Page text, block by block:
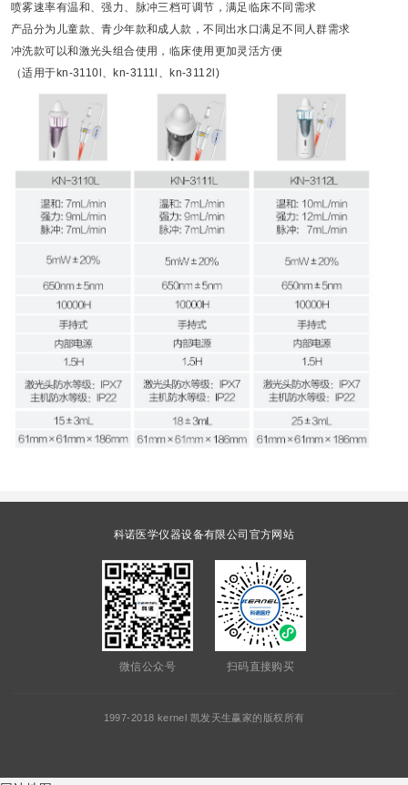
喷雾速率有温和、强力、脉冲三档可调节，满足临床不同需求
产品分为儿童款、青少年款和成人款，不同出水口满足不同人群需求
冲洗款可以和激光头组合使用，临床使用更加灵活方便
（适用于kn-3110l、kn-3111l、kn-3112l)
科诺医学仪器设备有限公司官方网站
微信公众号 扫码直接购买
1997-2018 kernel 凯发天生赢家的版权所有